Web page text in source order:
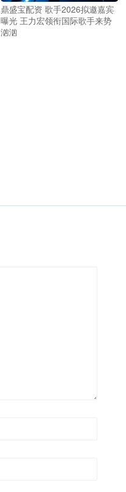
鼎盛宝配资 歌手2026拟邀嘉宾
曝光 王力宏领衔国际歌手来势
汹汹